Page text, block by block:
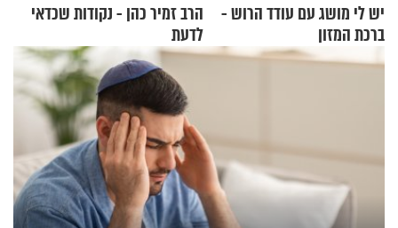
יש לי מושג עם עודד הרוש -
ברכת המזון
הרב זמיר כהן - נקודות שכדאי
לדעת